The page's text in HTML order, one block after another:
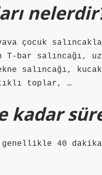
çocuk
T-bar salıncağı,
salıncağı,
toplar, …
kadar
genellikle 40